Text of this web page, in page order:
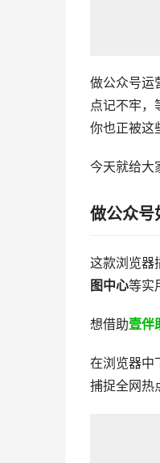
做公众号运
点记不牢
你也正被这
今天就给
做公众号
这款浏览器
图中心等实
想借助壹伴
在浏览器中
捕捉全网热